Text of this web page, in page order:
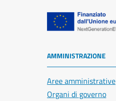
AMMINISTRAZIONE
Aree amministrative
Organi di governo